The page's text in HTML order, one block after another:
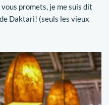
promets, je me suis dit
Daktari! (seuls les vieux